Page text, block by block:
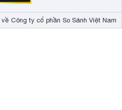
Công ty cổ phần So Sánh Việt Nam